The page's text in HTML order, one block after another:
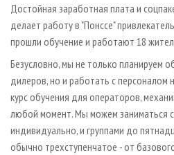
Достойная заработная плата и
делает работу в "Понссе"
прошли обучение и работают 18
Безусловно, мы не только планируем
дилеров, но и работать с персоналом
курс обучения для операторов,
любой момент. Мы можем заниматься
индивидуально, и группами до
обычно трехступенчатое - от